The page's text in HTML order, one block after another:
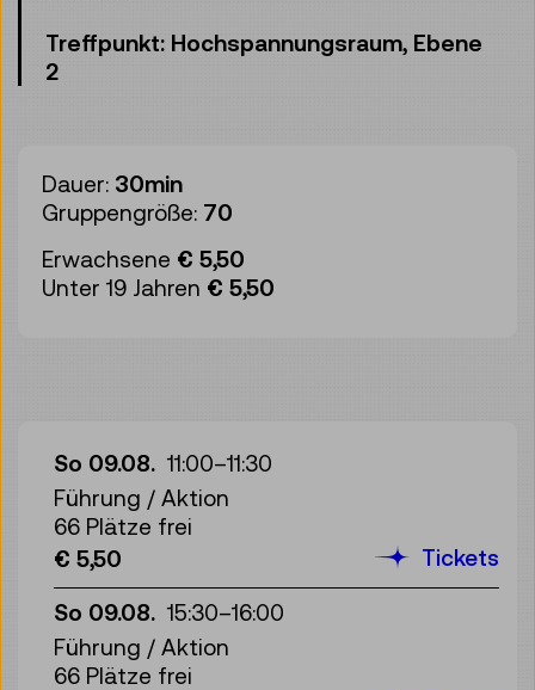
Treffpunkt: Hochspannungsraum, Ebene
2
Dauer: 30min
Gruppengröße: 70
Erwachsene € 5,50
Unter 19 Jahren € 5,50
So 09.08. 11:00–11:30
Führung / Aktion
66 Plätze frei
€ 5,50
Tickets
So 09.08. 15:30–16:00
Führung / Aktion
66 Plätze frei